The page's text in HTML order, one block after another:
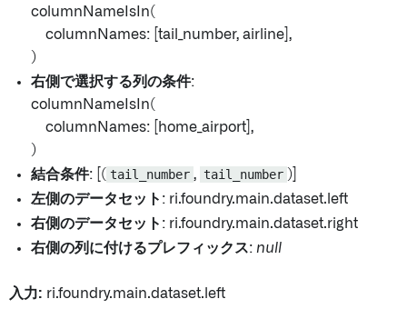
columnNameIsIn(
columnNames: [tail_number, airline],
)
右側で選択する列の条件:
columnNameIsIn(
columnNames: [home_airport],
)
結合条件: [( tail_number , tail_number )]
左側のデータセット : ri.foundry.main.dataset.left
右側のデータセット : ri.foundry.main.dataset.right
右側の列に付けるプレフィックス: null
入力: ri.foundry.main.dataset.left